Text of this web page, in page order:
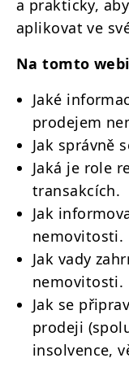
a prakticky,
aplikovat ve
Na tomto
Jaké
prodejem
Jak správně
Jaká je role
transakcích.
Jak
nemovitosti.
Jak vady
nemovitosti.
Jak se
prodeji
insolvence,